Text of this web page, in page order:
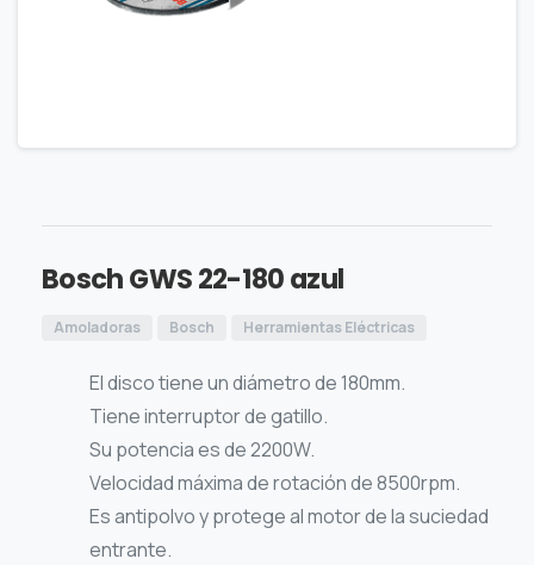
Bosch GWS 22-180 azul
Amoladoras Bosch Herramientas Eléctricas
El disco tiene un diámetro de 180mm.
Tiene interruptor de gatillo.
Su potencia es de 2200W.
Velocidad máxima de rotación de 8500rpm.
Es antipolvo y protege al motor de la suciedad
entrante.